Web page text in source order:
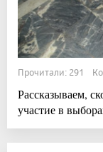
Прочитали: 291
Рассказываем,
участие в